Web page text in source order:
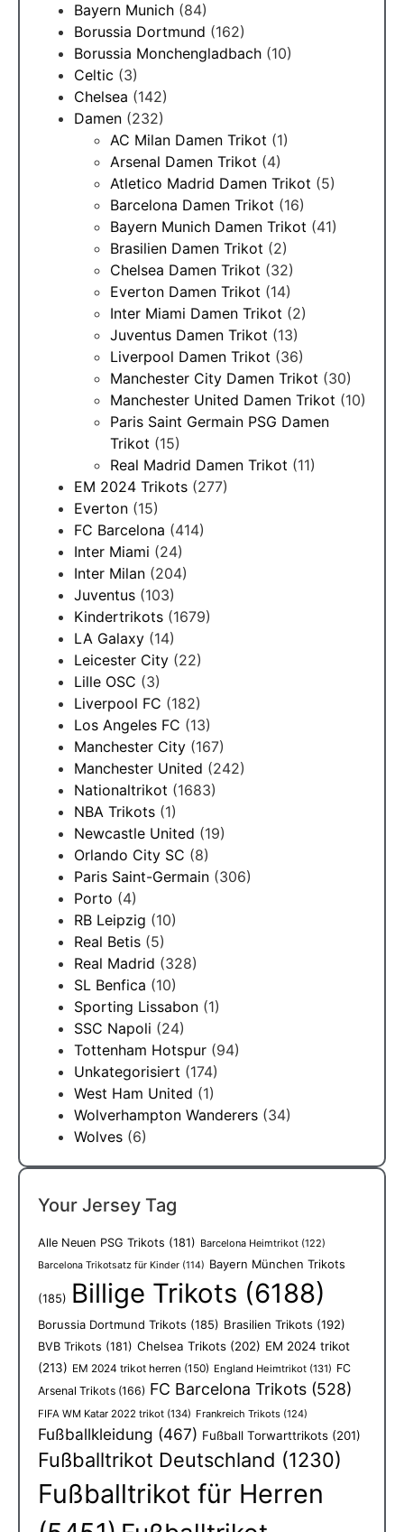
Bayern Munich (84)
Borussia Dortmund (162)
Borussia Monchengladbach (10)
Celtic (3)
Chelsea (142)
Damen (232)
AC Milan Damen Trikot (1)
Arsenal Damen Trikot (4)
Atletico Madrid Damen Trikot (5)
Barcelona Damen Trikot (16)
Bayern Munich Damen Trikot (41)
Brasilien Damen Trikot (2)
Chelsea Damen Trikot (32)
Everton Damen Trikot (14)
Inter Miami Damen Trikot (2)
Juventus Damen Trikot (13)
Liverpool Damen Trikot (36)
Manchester City Damen Trikot (30)
Manchester United Damen Trikot (10)
Paris Saint Germain PSG Damen
Trikot (15)
Real Madrid Damen Trikot (11)
EM 2024 Trikots (277)
Everton (15)
FC Barcelona (414)
Inter Miami (24)
Inter Milan (204)
Juventus (103)
Kindertrikots (1679)
LA Galaxy (14)
Leicester City (22)
Lille OSC (3)
Liverpool FC (182)
Los Angeles FC (13)
Manchester City (167)
Manchester United (242)
Nationaltrikot (1683)
NBA Trikots (1)
Newcastle United (19)
Orlando City SC (8)
Paris Saint-Germain (306)
Porto (4)
RB Leipzig (10)
Real Betis (5)
Real Madrid (328)
SL Benfica (10)
Sporting Lissabon (1)
SSC Napoli (24)
Tottenham Hotspur (94)
Unkategorisiert (174)
West Ham United (1)
Wolverhampton Wanderers (34)
Wolves (6)
Your Jersey Tag
Alle Neuen PSG Trikots (181) Barcelona Heimtrikot (122)
Barcelona Trikotsatz für Kinder (114) Bayern München Trikots
(185) Billige Trikots (6188)
Borussia Dortmund Trikots (185) Brasilien Trikots (192)
BVB Trikots (181) Chelsea Trikots (202) EM 2024 trikot
(213) EM 2024 trikot herren (150) England Heimtrikot (131) FC
Arsenal Trikots (166) FC Barcelona Trikots (528)
FIFA WM Katar 2022 trikot (134) Frankreich Trikots (124)
Fußballkleidung (467) Fußball Torwarttrikots (201)
Fußballtrikot Deutschland (1230)
Fußballtrikot für Herren